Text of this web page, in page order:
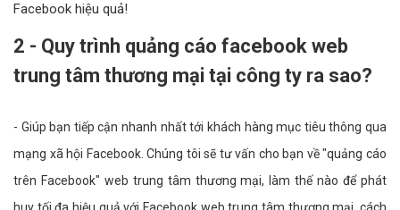
Facebook hiệu quả!
2 - Quy trình quảng cáo facebook web
trung tâm thương mại tại công ty ra sao?
- Giúp bạn tiếp cận nhanh nhất tới khách hàng mục tiêu thông qua
mạng xã hội Facebook. Chúng tôi sẽ tư vấn cho bạn về "quảng cáo
trên Facebook" web trung tâm thương mại, làm thế nào để phát